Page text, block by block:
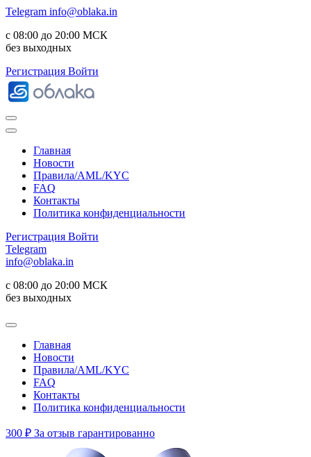
Telegram info@oblaka.in
с 08:00 до 20:00 МСК
без выходных
Регистрация Войти
Главная
Новости
Правила/AML/KYC
FAQ
Контакты
Политика конфиденциальности
Регистрация Войти
Telegram
info@oblaka.in
с 08:00 до 20:00 МСК
без выходных
Главная
Новости
Правила/AML/KYC
FAQ
Контакты
Политика конфиденциальности
300 ₽ За отзыв гарантированно